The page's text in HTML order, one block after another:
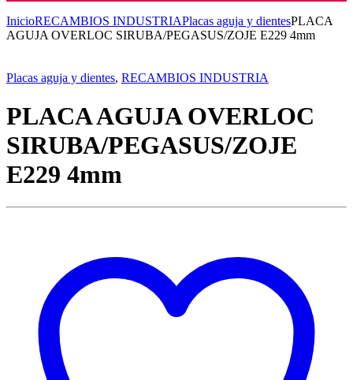
InicioRECAMBIOS INDUSTRIAPlacas aguja y dientesPLACA
AGUJA OVERLOC SIRUBA/PEGASUS/ZOJE E229 4mm
Placas aguja y dientes, RECAMBIOS INDUSTRIA
PLACA AGUJA OVERLOC
SIRUBA/PEGASUS/ZOJE
E229 4mm